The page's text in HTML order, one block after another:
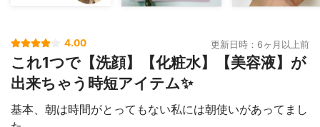
4.00 更新日時：6ヶ月以上前
これ1つで【洗顔】【化粧水】【美容液】が
出来ちゃう時短アイテム✨
基本、朝は時間がとってもない私には朝使いがあってまし